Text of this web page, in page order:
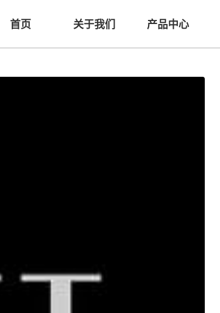
首页 关于我们 产品中心